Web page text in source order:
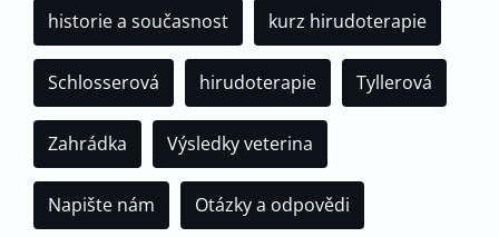
historie a současnost kurz hirudoterapie
Schlosserová hirudoterapie Tyllerová
Zahrádka Výsledky veterina
Napište nám Otázky a odpovědi